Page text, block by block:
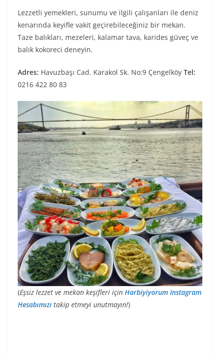
Lezzetli yemekleri, sunumu ve ilgili çalışanları ile deniz
kenarında keyifle vakit geçirebileceğiniz bir mekan.
Taze balıkları, mezeleri, kalamar tava, karides güveç ve
balık kokoreci deneyin.
Adres: Havuzbaşı Cad. Karakol Sk. No:9 Çengelköy Tel:
0216 422 80 83
(Eşsiz lezzet ve mekan keşifleri için Harbiyiyorum Instagram
Hesabımızı takip etmeyi unutmayın!)